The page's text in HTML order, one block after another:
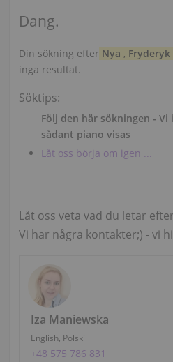
Dang.
Din sökning efter Nya ,
inga resultat.
Söktips:
Följ den här sökningen -
sådant piano visas
Låt oss börja om igen ...
Låt oss veta vad du letar
Vi har några kontakter;) - vi
Iza Maniewska
English, Polski
+48 575 786 831